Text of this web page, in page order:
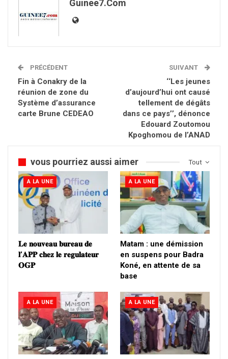
Guinee7.com
PRÉCÉDENT
Fin à Conakry de la
réunion de zone du
Système d’assurance
carte Brune CEDEAO
SUIVANT
‘‘Les jeunes
d’aujourd’hui ont causé
tellement de dégâts
dans ce pays’’, dénonce
Edouard Zoutomou
Kpoghomou de l’ANAD
Tout
vous pourriez aussi aimer
A LA UNE
𝐋𝐞 𝐧𝐨𝐮𝐯𝐞𝐚𝐮 𝐛𝐮𝐫𝐞𝐚𝐮 𝐝𝐞
𝐥’𝐀𝐏𝐏 𝐜𝐡𝐞𝐳 𝐥𝐞 𝐫𝐞𝐠𝐮𝐥𝐚𝐭𝐞𝐮𝐫
𝐎𝐆𝐏
A LA UNE
Matam : une démission
en suspens pour Badra
Koné, en attente de sa
base
A LA UNE A LA UNE